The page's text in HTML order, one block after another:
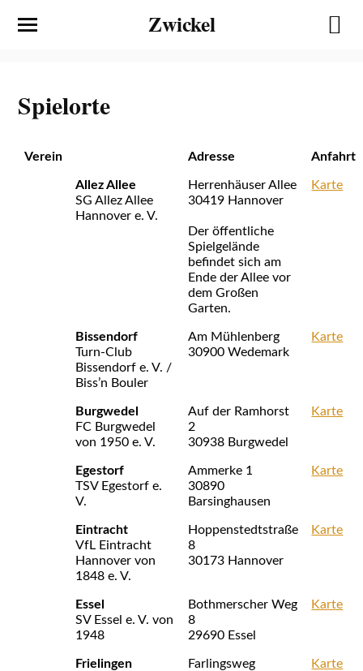
Zwickel
Spielorte
Verein Adresse Anfahrt
Allez Allee
SG Allez Allee
Hannover e. V.
Herrenhäuser Allee
30419 Hannover
Der öffentliche
Spielgelände
befindet sich am
Ende der Allee vor
dem Großen
Garten.
Karte
Bissendorf
Turn-Club
Bissendorf e. V. /
Biss’n Bouler
Am Mühlenberg
30900 Wedemark
Karte
Burgwedel
FC Burgwedel
von 1950 e. V.
Auf der Ramhorst
2
30938 Burgwedel
Karte
Egestorf
TSV Egestorf e.
V.
Ammerke 1
30890
Barsinghausen
Karte
Eintracht
VfL Eintracht
Hannover von
1848 e. V.
Hoppenstedtstraße
8
30173 Hannover
Karte
Essel
SV Essel e. V. von
1948
Bothmerscher Weg
8
29690 Essel
Karte
Frielingen
Farlingsweg
Karte